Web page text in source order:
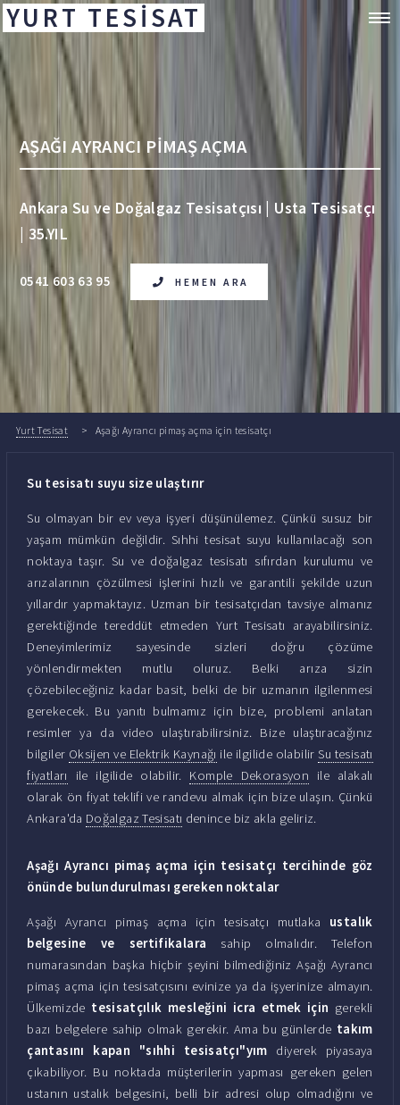
YURT TESİSAT
AŞAĞI AYRANCI PİMAŞ AÇMA
Ankara Su ve Doğalgaz Tesisatçısı | Usta Tesisatçı
| 35.YIL
0541 603 63 95 HEMEN ARA
Yurt Tesisat Aşağı Ayrancı pimaş açma için tesisatçı
Su tesisatı suyu size ulaştırır
Su olmayan bir ev veya işyeri düşünülemez. Çünkü susuz bir
yaşam mümkün değildir. Sıhhi tesisat suyu kullanılacağı son
noktaya taşır. Su ve doğalgaz tesisatı sıfırdan kurulumu ve
arızalarının çözülmesi işlerini hızlı ve garantili şekilde uzun
yıllardır yapmaktayız. Uzman bir tesisatçıdan tavsiye almanız
gerektiğinde tereddüt etmeden Yurt Tesisatı arayabilirsiniz.
Deneyimlerimiz sayesinde sizleri doğru çözüme
yönlendirmekten mutlu oluruz. Belki arıza sizin
çözebileceğiniz kadar basit, belki de bir uzmanın ilgilenmesi
gerekecek. Bu yanıtı bulmamız için bize, problemi anlatan
resimler ya da video ulaştırabilirsiniz. Bize ulaştıracağınız
bilgiler Oksijen ve Elektrik Kaynağı ile ilgilide olabilirSu tesisatı
fiyatları ile ilgilide olabilir. Komple Dekorasyon ile alakalı
olarak ön fiyat teklifi ve randevu almak için bize ulaşın. Çünkü
Ankara'da Doğalgaz Tesisatı denince biz akla geliriz.
Aşağı Ayrancı pimaş açma için tesisatçı tercihinde göz
önünde bulundurulması gereken noktalar
Aşağı Ayrancı pimaş açma için tesisatçı mutlaka ustalık
belgesine ve sertifikalara sahip olmalıdır. Telefon
numarasından başka hiçbir şeyini bilmediğiniz Aşağı Ayrancı
pimaş açma için tesisatçısını evinize ya da işyerinize almayın.
Ülkemizde tesisatçılık mesleğini icra etmek için gerekli
bazı belgelere sahip olmak gerekir. Ama bu günlerde takım
çantasını kapan "sıhhi tesisatçı"yım diyerek piyasaya
çıkabiliyor. Bu noktada müşterilerin yapması gereken gelen
ustanın ustalık belgesini, belli bir adresi olup olmadığını ve